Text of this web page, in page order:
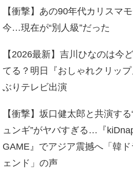
【衝撃】あの90年代カリスマ
今…現在が“別人級”だった
【2026最新】吉川ひなのは今
てる？明日『おしゃれクリッ
ぶりテレビ出演
【衝撃】坂口健太郎と共演する
ュンギ”がヤバすぎる…『
GAME』でアジア震撼へ「韓
ェンド」の声